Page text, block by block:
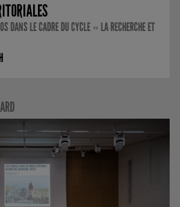
DANS LE CADRE DU CYCLE « LA RECHERCHE ET